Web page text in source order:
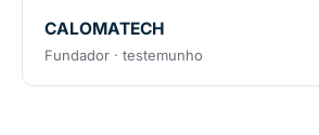
CALOMATECH
Fundador · testemunho